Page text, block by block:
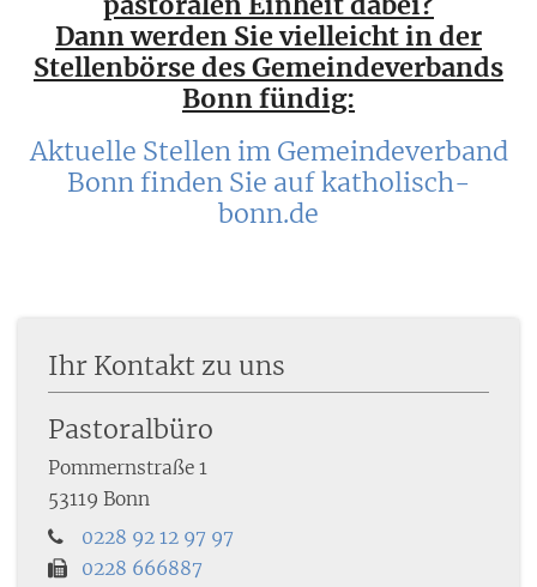
Dann werden Sie vielleicht in der
Stellenbörse des Gemeindeverbands
Bonn fündig:
Aktuelle Stellen im Gemeindeverband
Bonn finden Sie auf katholisch-
bonn.de
Ihr Kontakt zu uns
Pastoralbüro
Pommernstraße 1
53119 Bonn
0228 92 12 97 97
0228 666887